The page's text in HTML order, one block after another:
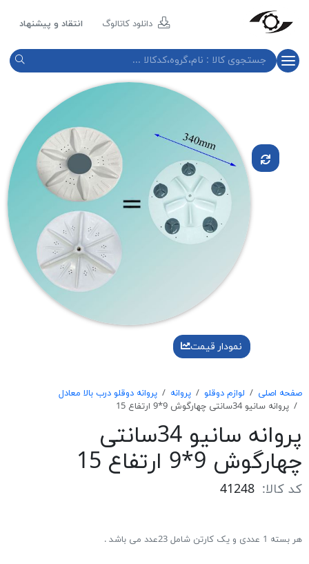
دانلود کاتالوگ انتقاد و پیشنهاد
نمودار قیمت
صفحه اصلی لوازم دوقلو پروانه
پروانه دوقلو درب بالا معادل
پروانه سانيو 34سانتی چهارگوش 9*9 ارتفاع 15
پروانه سانيو 34سانتی
چهارگوش 9*9 ارتفاع 15
کد کالا: 41248
هر بسته 1 عددی و یک کارتن شامل 23عدد می باشد .